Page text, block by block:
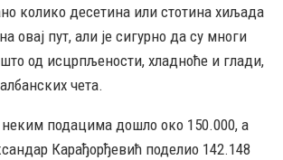
колико десетина или стотина хиљада
овај пут, али је сигурно да су многи
од исцрпљености, хладноће и глади,
чета.
подацима дошло око 150.000, а
Карађорђевић поделио 142.148